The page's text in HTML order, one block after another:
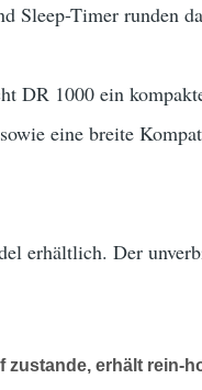
Sleep-Timer runden
DR 1000 ein
eine breite
erhältlich. Der
erhält rein-